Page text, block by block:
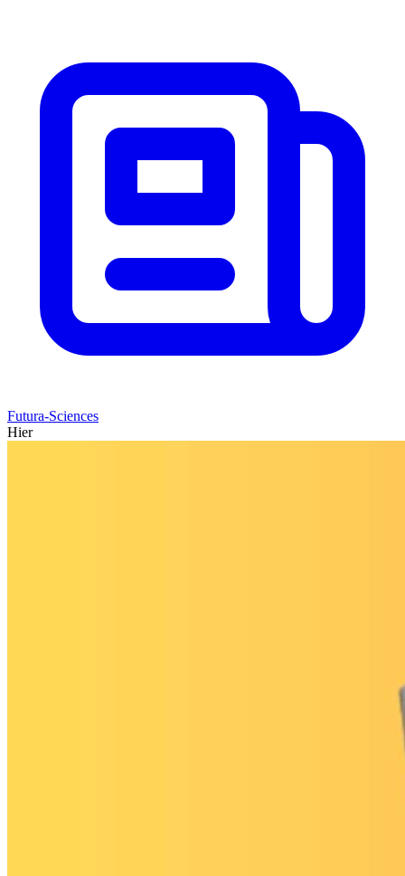
Futura-Sciences
Hier